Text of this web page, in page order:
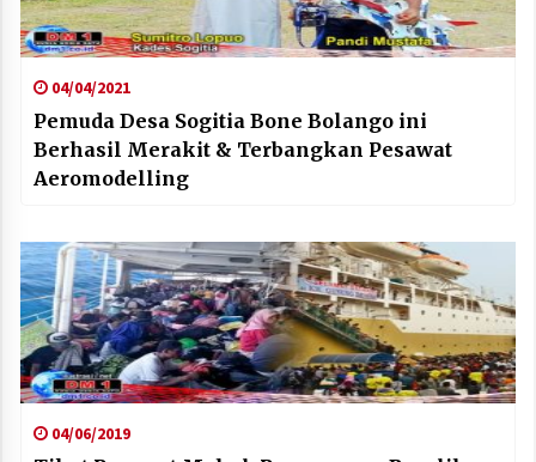
04/04/2021
Pemuda Desa Sogitia Bone Bolango ini
Berhasil Merakit & Terbangkan Pesawat
Aeromodelling
04/06/2019